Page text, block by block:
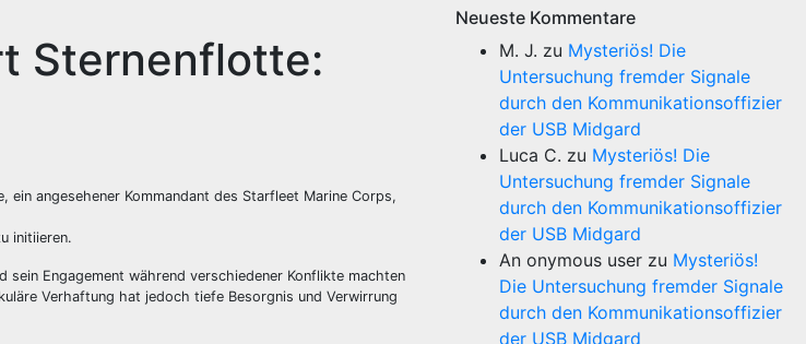
Sternenflotte:
angesehener Kommandant des Starfleet Marine Corps,
initiieren.
sein Engagement während verschiedener Konflikte machten
Verhaftung hat jedoch tiefe Besorgnis und Verwirrung
Neueste Kommentare
M. J. zu Mysteriös! Die
Untersuchung fremder Signale
durch den Kommunikationsoffizier
der USB Midgard
Luca C. zu Mysteriös! Die
Untersuchung fremder Signale
durch den Kommunikationsoffizier
der USB Midgard
An onymous user zu Mysteriös!
Die Untersuchung fremder Signale
durch den Kommunikationsoffizier
der USB Midgard